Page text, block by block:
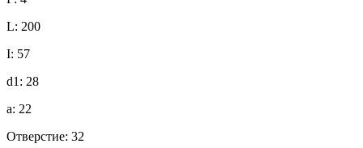
L: 200
I: 57
d1: 28
a: 22
Отверстие: 32